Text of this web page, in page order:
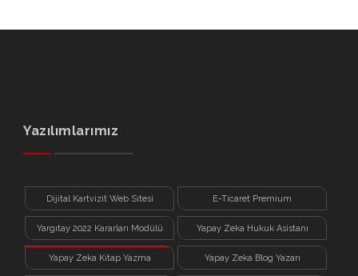
Yazılımlarımız
Dijital Kartvizit Web Sitesi E-Ticaret Premium
Yargıtay 2022 Kararları Modülü Yapay Zeka Hukuk Asistanı
Yapay Zeka Kitap Yazma Yapay Zeka Blog Yazarı